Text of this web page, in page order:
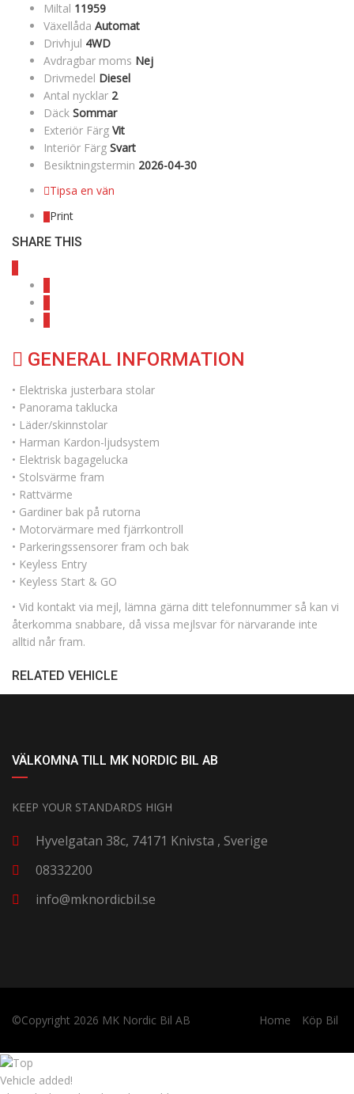
Miltal 11959
Växellåda Automat
Drivhjul 4WD
Avdragbar moms Nej
Drivmedel Diesel
Antal nycklar 2
Däck Sommar
Exteriör Färg Vit
Interiör Färg Svart
Besiktningstermin 2026-04-30
Tipsa en vän
Print
SHARE THIS
GENERAL INFORMATION
• Elektriska justerbara stolar
• Panorama taklucka
• Läder/skinnstolar
• Harman Kardon-ljudsystem
• Elektrisk bagagelucka
• Stolsvärme fram
• Rattvärme
• Gardiner bak på rutorna
• Motorvärmare med fjärrkontroll
• Parkeringssensorer fram och bak
• Keyless Entry
• Keyless Start & GO
• Vid kontakt via mejl, lämna gärna ditt telefonnummer så kan vi
återkomma snabbare, då vissa mejlsvar för närvarande inte
alltid når fram.
RELATED VEHICLE
VÄLKOMNA TILL MK NORDIC BIL AB
KEEP YOUR STANDARDS HIGH
Hyvelgatan 38c, 74171 Knivsta , Sverige
08332200
info@mknordicbil.se
©Copyright 2026 MK Nordic Bil AB Home Köp Bil
Vehicle added!